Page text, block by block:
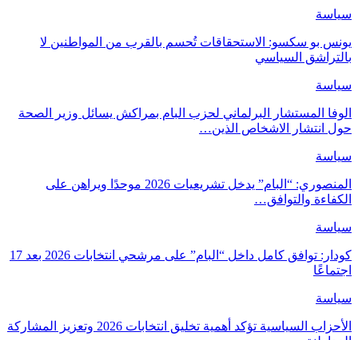
سياسة
يونس بو سكسو: الاستحقاقات تُحسم بالقرب من المواطنين لا
بالتراشق السياسي
سياسة
الوفا المستشار البرلماني لحزب البام بمراكش يسائل وزير الصحة
حول انتشار الاشخاص الذين…
سياسة
المنصوري: “البام” يدخل تشريعيات 2026 موحدًا ويراهن على
الكفاءة والتوافق…
سياسة
كودار: توافق كامل داخل “البام” على مرشحي انتخابات 2026 بعد 17
اجتماعًا
سياسة
الأحزاب السياسية تؤكد أهمية تخليق انتخابات 2026 وتعزيز المشاركة